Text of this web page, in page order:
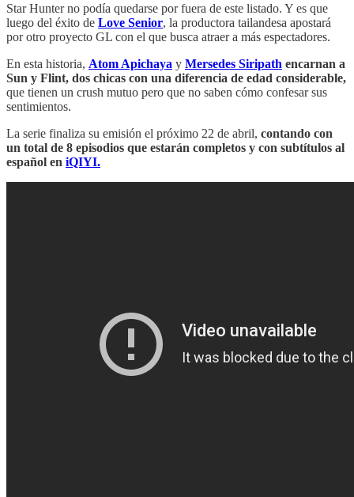
Star Hunter no podía quedarse por fuera de este listado. Y es que
luego del éxito de Love Senior, la productora tailandesa apostará
por otro proyecto GL con el que busca atraer a más espectadores.
En esta historia, Atom Apichaya y Mersedes Siripath encarnan a
Sun y Flint, dos chicas con una diferencia de edad considerable,
que tienen un crush mutuo pero que no saben cómo confesar sus
sentimientos.
La serie finaliza su emisión el próximo 22 de abril, contando con
un total de 8 episodios que estarán completos y con subtítulos al
español en iQIYI.